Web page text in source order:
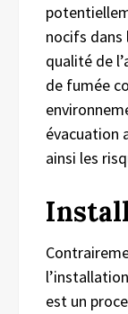
nocifs
qualité de
de fumée
évacuation
ainsi les
est un